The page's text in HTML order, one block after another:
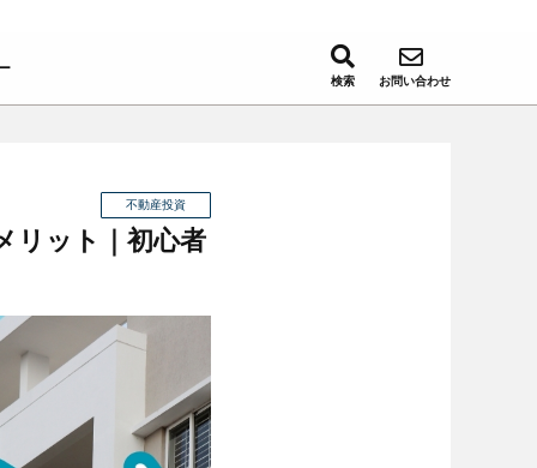
検索 お問い合わせ
不動産投資
リット｜初心者